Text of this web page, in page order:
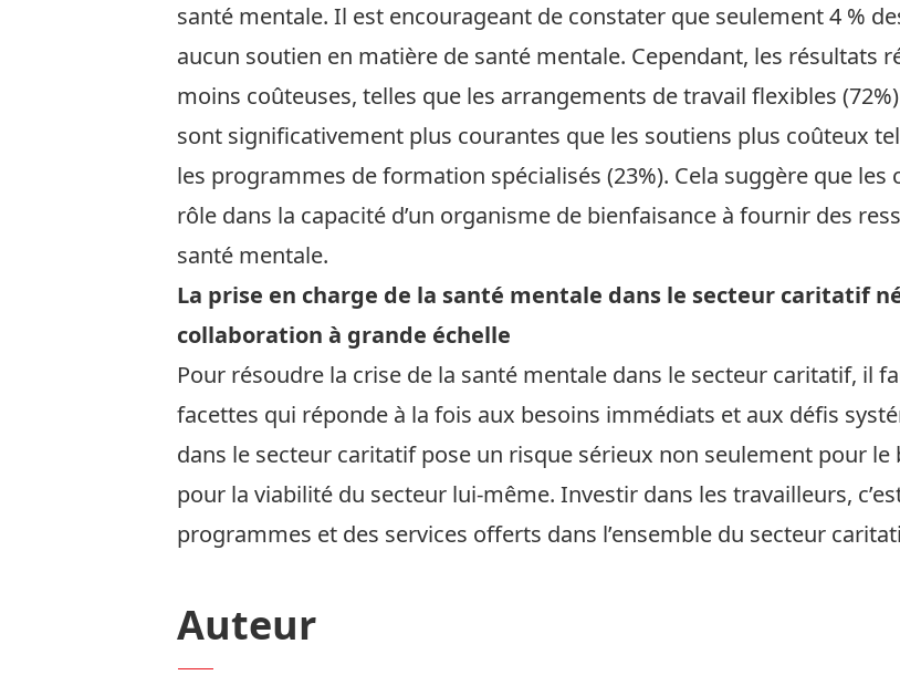
santé mentale. Il est encourageant de constater que seulement 4 %
aucun soutien en matière de santé mentale. Cependant, les résultats
moins coûteuses, telles que les arrangements de travail flexibles
sont significativement plus courantes que les soutiens plus coûteux
les programmes de formation spécialisés (23%). Cela suggère que
rôle dans la capacité d’un organisme de bienfaisance à fournir des
santé mentale.
La prise en charge de la santé mentale dans le secteur caritatif
collaboration à grande échelle
Pour résoudre la crise de la santé mentale dans le secteur caritatif, il
facettes qui réponde à la fois aux besoins immédiats et aux défis
dans le secteur caritatif pose un risque sérieux non seulement pour
pour la viabilité du secteur lui-même. Investir dans les travailleurs,
programmes et des services offerts dans l’ensemble du secteur
Auteur